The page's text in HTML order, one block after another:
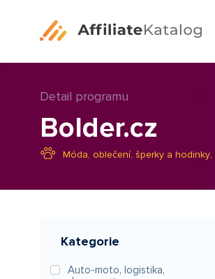
Detail programu
Bolder.cz
Móda, oblečení, šperky a hodinky,
Kategorie
Auto-moto, logistika,